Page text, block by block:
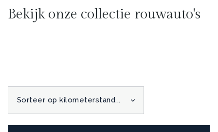
Bekijk onze collectie rouwauto's